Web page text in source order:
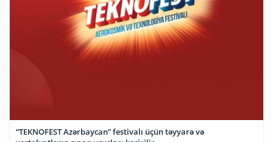
“TEKNOFEST Azərbaycan” festivalı üçün təyyarə və